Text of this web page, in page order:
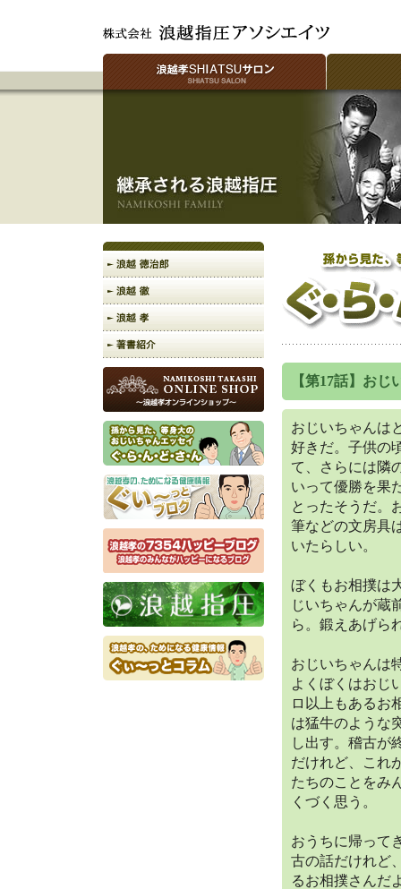
【第17話】お
おじいちゃんは
好きだ。子供の
て、さらには隣
いって優勝を果
とったそうだ。
筆などの文房具
いたらしい。
ぼくもお相撲は
じいちゃんが蔵
ら。鍛えあげら
おじいちゃんは
よくぼくはおじ
ロ以上もあるお
は猛牛のような
し出す。稽古が
だけれど、これ
たちのことをみ
くづく思う。
おうちに帰って
古の話だけれど
るお相撲さんだ